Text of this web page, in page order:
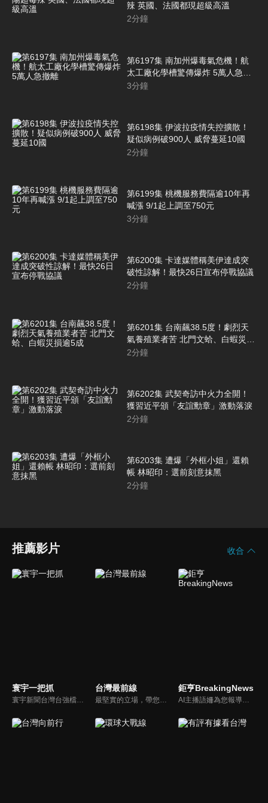
辣 英國、法國都現超級高溫
2分鐘
第6197集 南加州爆毒氣危機！航
太工廠化學槽驚傳爆炸 5萬人急撤
離
3分鐘
第6198集 伊波拉疫情失控擴散！
疑似病例破900人 威脅蔓延10國
2分鐘
第6199集 桃機服務費隔逾10年再
喊漲 9/1起上調至750元
3分鐘
第6200集 卡達媒體稱美伊達成突
破性諒解！最快26日宣布停戰協議
2分鐘
第6201集 台南飆38.5度！劇烈天
氣養殖業者苦 北門文蛤、白蝦災損
逾5成
2分鐘
第6202集 武契奇訪中火力全開！
獲習近平頒「友誼勳章」激動落淚
2分鐘
第6203集 遭爆「外框小姐」還賴
帳 林昭印：選前刻意抹黑
2分鐘
推薦影片 收合
寰宇一把抓 台灣最前線 鉅亨BreakingNews
AI主播語姍為您報導【鉅亨Breaking News】！每週播報大事，讓新聞更貼近你！